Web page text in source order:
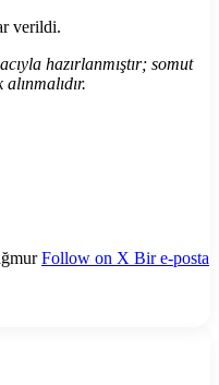
verildi.
hazırlanmıştır; somut
Follow on X Bir e-posta